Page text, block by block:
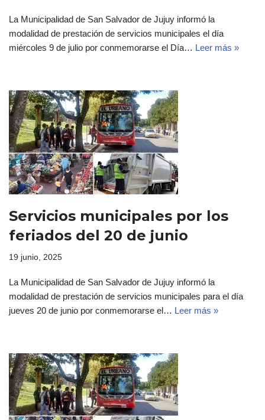
La Municipalidad de San Salvador de Jujuy informó la
modalidad de prestación de servicios municipales el día
miércoles 9 de julio por conmemorarse el Día… Leer más »
Servicios municipales por los
feriados del 20 de junio
19 junio, 2025
La Municipalidad de San Salvador de Jujuy informó la
modalidad de prestación de servicios municipales para el día
jueves 20 de junio por conmemorarse el… Leer más »